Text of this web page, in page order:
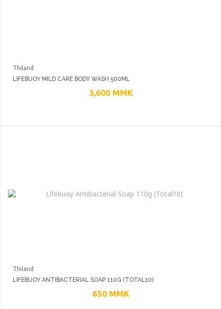
Thiland
LIFEBUOY MILD CARE BODY WASH 500ML
3,600 MMK
Thiland
LIFEBUOY ANTIBACTERIAL SOAP 110G (TOTAL10)
650 MMK